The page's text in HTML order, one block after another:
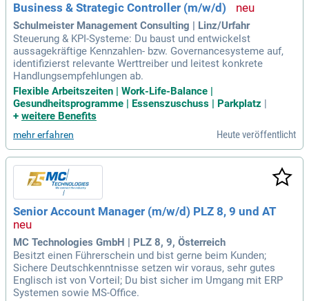
Business & Strategic Controller (m/w/d)
Schulmeister Management Consulting | Linz/Urfahr
Steuerung & KPI-Systeme: Du baust und entwickelst
aussagekräftige Kennzahlen- bzw. Governancesysteme auf,
identifizierst relevante Werttreiber und leitest konkrete
Handlungsempfehlungen ab.
Flexible Arbeitszeiten | Work-Life-Balance |
Gesundheitsprogramme | Essenszuschuss | Parkplatz |
+ weitere Benefits
mehr erfahren Heute veröffentlicht
Senior Account Manager (m/w/d) PLZ 8, 9 und AT
MC Technologies GmbH | PLZ 8, 9, Österreich
Besitzt einen Führerschein und bist gerne beim Kunden;
Sichere Deutschkenntnisse setzen wir voraus, sehr gutes
Englisch ist von Vorteil; Du bist sicher im Umgang mit ERP
Systemen sowie MS-Office.